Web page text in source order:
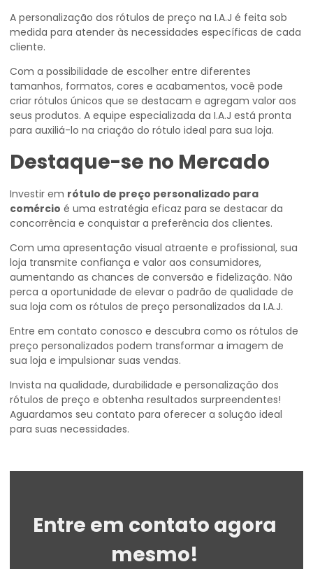
A personalização dos rótulos de preço na I.A.J é feita sob
medida para atender às necessidades específicas de cada
cliente.
Com a possibilidade de escolher entre diferentes
tamanhos, formatos, cores e acabamentos, você pode
criar rótulos únicos que se destacam e agregam valor aos
seus produtos. A equipe especializada da I.A.J está pronta
para auxiliá-lo na criação do rótulo ideal para sua loja.
Destaque-se no Mercado
Investir em rótulo de preço personalizado para
comércio é uma estratégia eficaz para se destacar da
concorrência e conquistar a preferência dos clientes.
Com uma apresentação visual atraente e profissional, sua
loja transmite confiança e valor aos consumidores,
aumentando as chances de conversão e fidelização. Não
perca a oportunidade de elevar o padrão de qualidade de
sua loja com os rótulos de preço personalizados da I.A.J.
Entre em contato conosco e descubra como os rótulos de
preço personalizados podem transformar a imagem de
sua loja e impulsionar suas vendas.
Invista na qualidade, durabilidade e personalização dos
rótulos de preço e obtenha resultados surpreendentes!
Aguardamos seu contato para oferecer a solução ideal
para suas necessidades.
Entre em contato agora
mesmo!